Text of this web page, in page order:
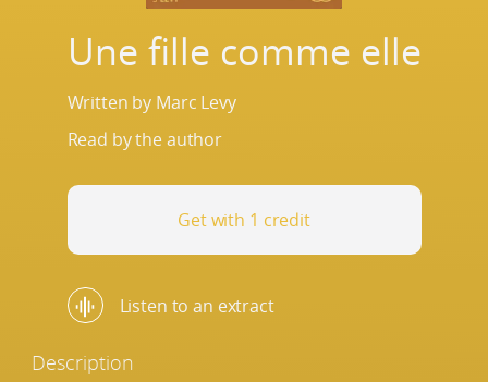
Une fille comme elle
Written by Marc Levy
Read by the author
Get with 1 credit
Listen to an extract
Description